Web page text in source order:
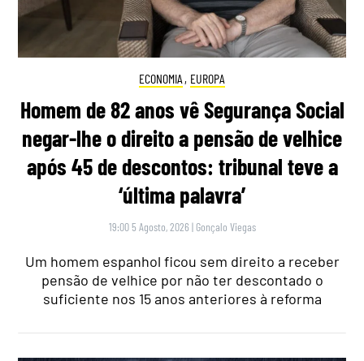
ECONOMIA , EUROPA
Homem de 82 anos vê Segurança Social
negar-lhe o direito a pensão de velhice
após 45 de descontos: tribunal teve a
‘última palavra’
19:00 5 Agosto, 2026 | Gonçalo Viegas
Um homem espanhol ficou sem direito a receber
pensão de velhice por não ter descontado o
suficiente nos 15 anos anteriores à reforma